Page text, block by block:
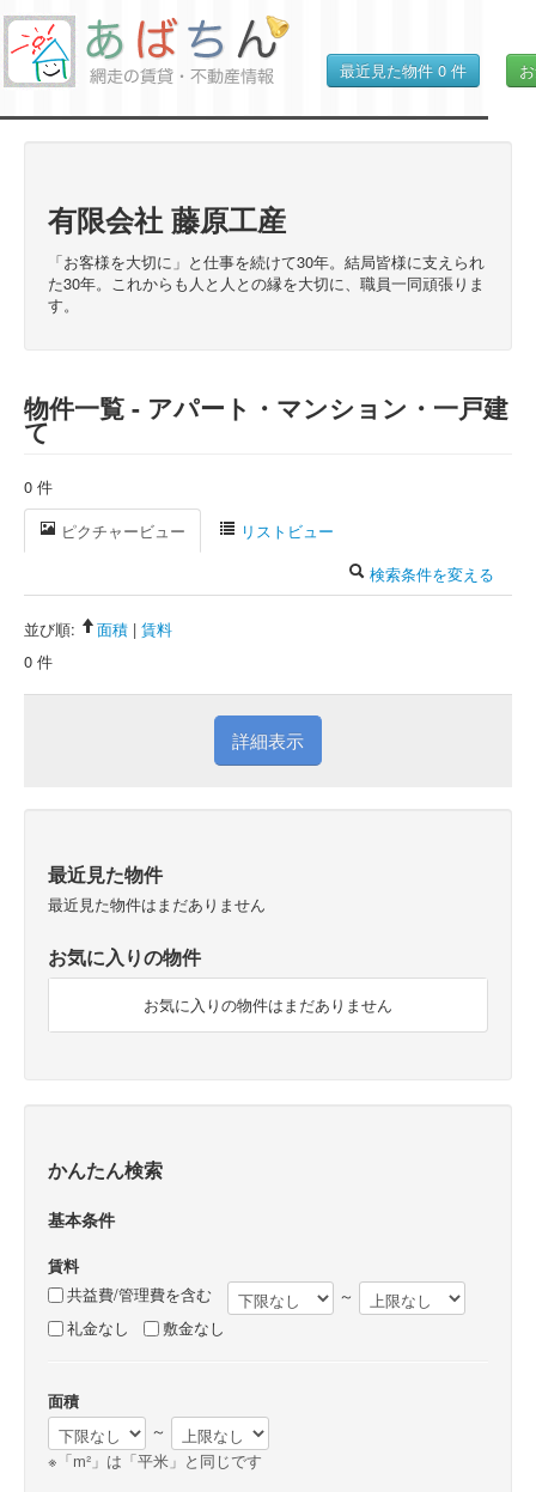
最近見た物件 0 件
有限会社 藤原工産
「お客様を大切に」と仕事を続けて30年。結局皆様に支えられ
た30年。これからも人と人との縁を大切に、職員一同頑張りま
す。
物件一覧 - アパート・マンション・一戸建
て
0 件
ピクチャービュー
リストビュー
検索条件を変える
並び順: 面積 | 賃料
0 件
詳細表示
最近見た物件
最近見た物件はまだありません
お気に入りの物件
お気に入りの物件はまだありません
かんたん検索
基本条件
賃料
～
共益費/管理費を含む
礼金なし
敷金なし
面積
～
※「m²」は「平米」と同じです